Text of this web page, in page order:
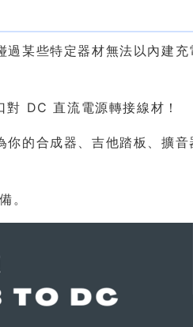
某些特定器材無法以內建
DC 直流電源轉接線材！
的合成器、吉他踏板、擴
。